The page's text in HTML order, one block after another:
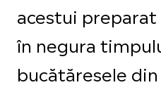
acestui
în negura
bucătăresele